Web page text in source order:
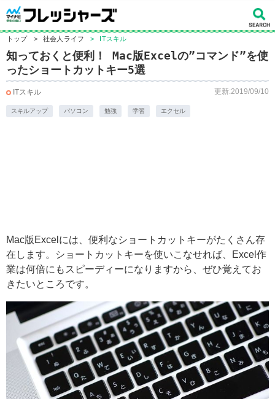
トップ > 社会人ライフ > ITスキル
知っておくと便利！ Mac版Excelの”コマンド”を使
ったショートカットキー5選
ITスキル 更新:2019/09/10
スキルアップ パソコン 勉強 学習 エクセル
Mac版Excelには、便利なショートカットキーがたくさん存
在します。ショートカットキーを使いこなせれば、Excel作
業は何倍にもスピーディーになりますから、ぜひ覚えてお
きたいところです。